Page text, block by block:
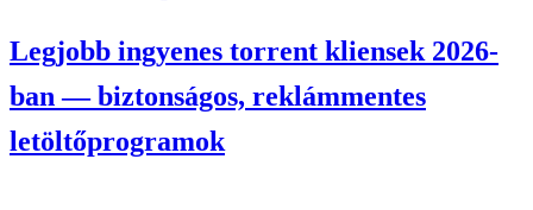
Legjobb ingyenes torrent kliensek 2026-
ban — biztonságos, reklámmentes
letöltőprogramok